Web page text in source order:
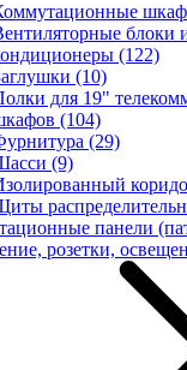
блоки
(122)
(10)
для 19"
(104)
(29)
(9)
панели
розетки,